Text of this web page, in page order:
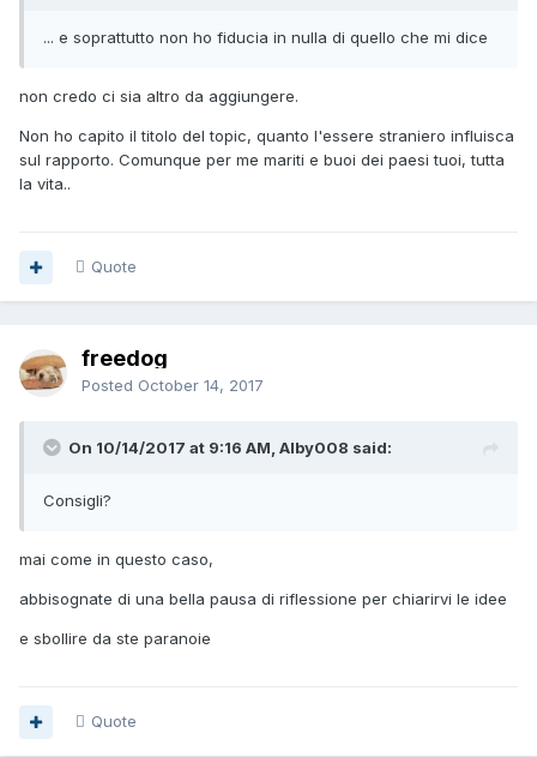
... e soprattutto non ho fiducia in nulla di quello che mi dice
non credo ci sia altro da aggiungere.
Non ho capito il titolo del topic, quanto l'essere straniero influisca
sul rapporto. Comunque per me mariti e buoi dei paesi tuoi, tutta
la vita..
Quote
freedog
Posted October 14, 2017
On 10/14/2017 at 9:16 AM, Alby008 said:
Consigli?
mai come in questo caso,
abbisognate di una bella pausa di riflessione per chiarirvi le idee
e sbollire da ste paranoie
Quote